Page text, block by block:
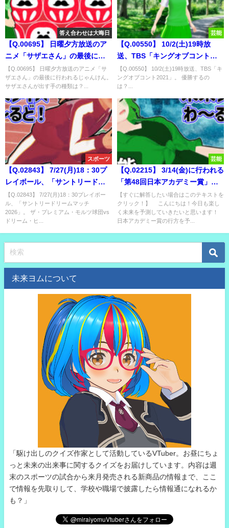
答え合わせは大晦日
【Q.00695】 日曜夕方放送のア
ニメ「サザエさん」の最後に行
われるじゃんけん。 サザエさん
が出す手の種類は？
【Q.00695】 日曜夕方放送のアニメ「サ
ザエさん」の最後に行われるじゃんけん。
サザエさんが出す手の種類は？...
芸能
【Q.00550】 10/2(土)19時放
送、TBS「キングオブコント
2021」。 優勝するのは？
【Q.00550】 10/2(土)19時放送、TBS「キ
ングオブコント2021」。 優勝するの
は？...
スポーツ
【Q.02843】 7/27(月)18：30プ
レイボール、「サントリードリ
ームマッチ2026」。 ザ・プレミ
アム・モルツ球団vsドリーム・
ヒーローズの試合結果は？
【Q.02843】 7/27(月)18：30プレイボー
ル、「サントリードリームマッチ
2026」。 ザ・プレミアム・モルツ球団vs
ドリーム・ヒ...
芸能
【Q.02215】 3/14(金)に行われる
「第48回日本アカデミー賞」。
最優秀作品賞に選ばれるのは？
【すぐに解答したい場合はこのテキストを
クリック！】 こんにちは！今日も楽し
く未来を予測していきたいと思います！
日本アカデミー賞の行方を予...
未来ヨムについて
「駆け出しのクイズ作家として活動しているVTuber。お昼にちょ
っと未来の出来事に関するクイズをお届けしています。内容は週
末のスポーツの試合から来月発売される新商品の情報まで、ここ
で情報を先取りして、学校や職場で披露したら情報通になれるか
も？」